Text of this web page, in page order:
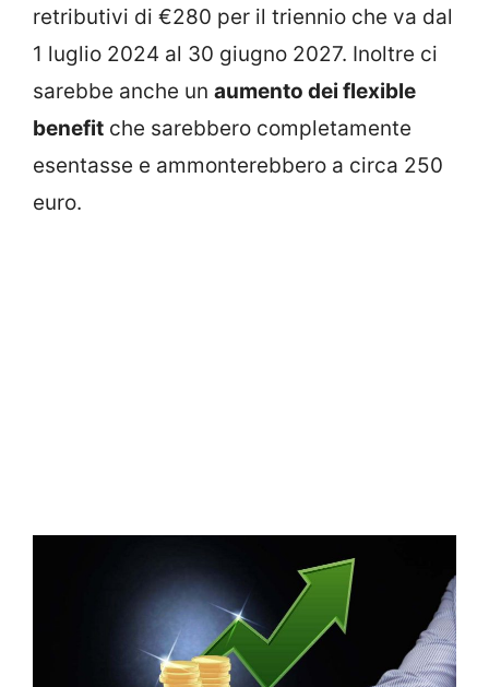
retributivi di €280 per il triennio che va dal
1 luglio 2024 al 30 giugno 2027. Inoltre ci
sarebbe anche un aumento dei flexible
benefit che sarebbero completamente
esentasse e ammonterebbero a circa 250
euro.